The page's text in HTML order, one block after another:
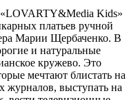
Kids»
платьев ручной
Марии Щербаченко. В
и натуральные
кружево. Это
мечтают блистать на
журналов, выступать на